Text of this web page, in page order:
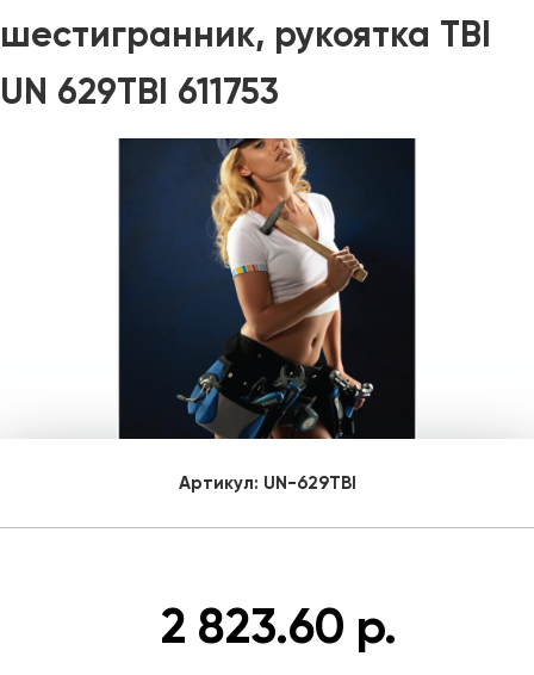
шестигранник, рукоятка TBI
UN 629TBI 611753
Артикул: UN-629TBI
2 823.60 р.